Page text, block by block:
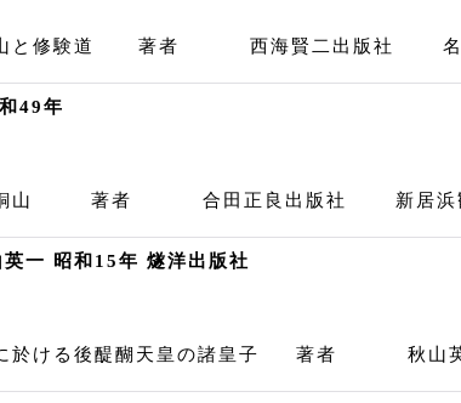
山と修験道 著者 西海賢二出版社 名
49年
銅山 著者 合田正良出版社 新居浜観
一 昭和15年 燧洋出版社
に於ける後醍醐天皇の諸皇子 著者 秋山